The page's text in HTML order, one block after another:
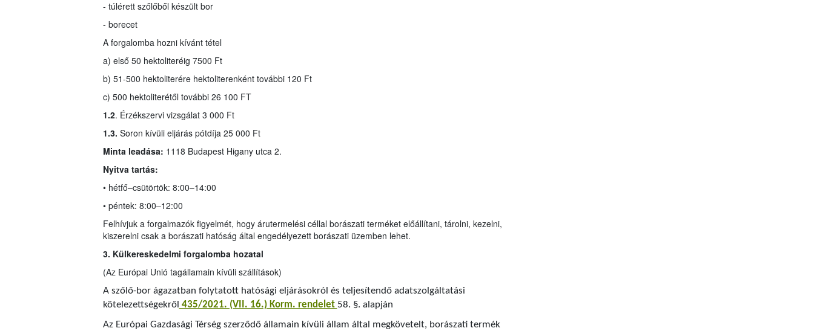
- túlérett szőlőből készült bor
- borecet
A forgalomba hozni kívánt tétel
a) első 50 hektoliteréig 7500 Ft
b) 51-500 hektoliterére hektoliterenként további 120 Ft
c) 500 hektoliterétől további 26 100 FT
1.2. Érzékszervi vizsgálat 3 000 Ft
1.3. Soron kívüli eljárás pótdíja 25 000 Ft
Minta leadása: 1118 Budapest Higany utca 2.
Nyitva tartás:
• hétfő–csütörtök: 8:00–14:00
• péntek: 8:00–12:00
Felhívjuk a forgalmazók figyelmét, hogy árutermelési céllal borászati terméket előállítani, tárolni, kezelni,
kiszerelni csak a borászati hatóság által engedélyezett borászati üzemben lehet.
3. Külkereskedelmi forgalomba hozatal
(Az Európai Unió tagállamain kívüli szállítások)
A szőlő-bor ágazatban folytatott hatósági eljárásokról és teljesítendő adatszolgáltatási
kötelezettségekről 435/2021. (VII. 16.) Korm. rendelet 58. §. alapján
Az Európai Gazdasági Térség szerződő államain kívüli állam által megkövetelt, borászati termék